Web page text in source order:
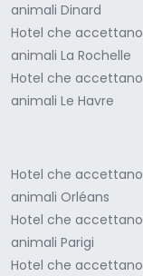
animali Dinard
Hotel che accettano
animali La Rochelle
Hotel che accettano
animali Le Havre
Hotel che accettano
animali Orléans
Hotel che accettano
animali Parigi
Hotel che accettano